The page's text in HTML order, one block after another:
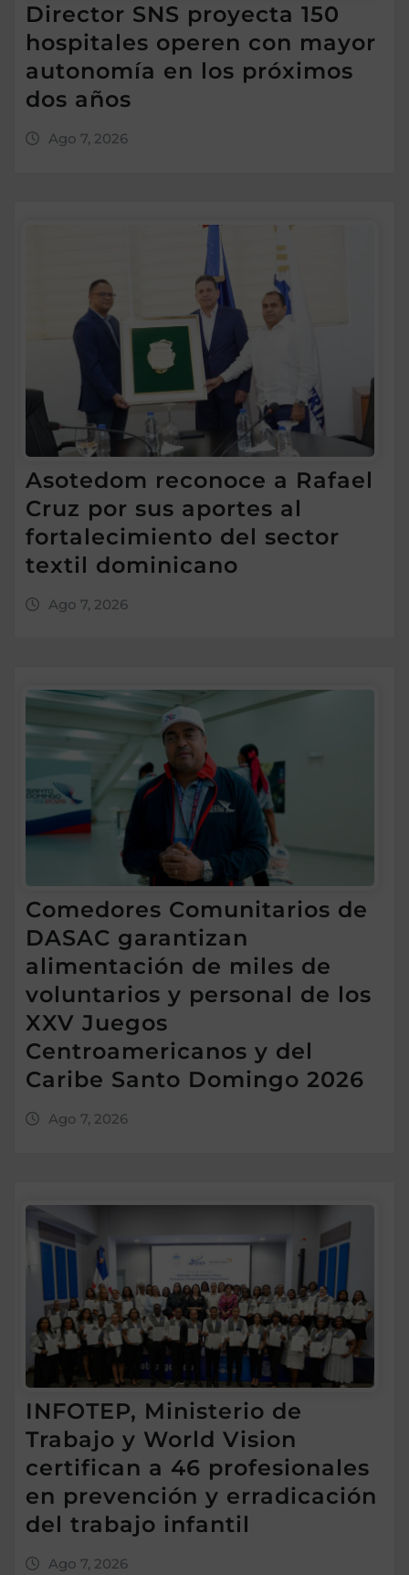
Director SNS proyecta 150
hospitales operen con mayor
autonomía en los próximos
dos años
Ago 7, 2026
Asotedom reconoce a Rafael
Cruz por sus aportes al
fortalecimiento del sector
textil dominicano
Ago 7, 2026
Comedores Comunitarios de
DASAC garantizan
alimentación de miles de
voluntarios y personal de los
XXV Juegos
Centroamericanos y del
Caribe Santo Domingo 2026
Ago 7, 2026
INFOTEP, Ministerio de
Trabajo y World Vision
certifican a 46 profesionales
en prevención y erradicación
del trabajo infantil
Ago 7, 2026